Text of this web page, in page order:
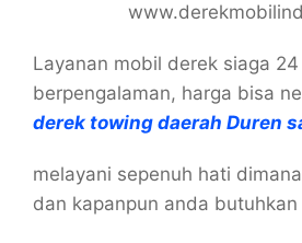
Layanan mobil derek siaga
berpengalaman, harga bisa
derek towing daerah Duren
melayani sepenuh hati
dan kapanpun anda butuhkan